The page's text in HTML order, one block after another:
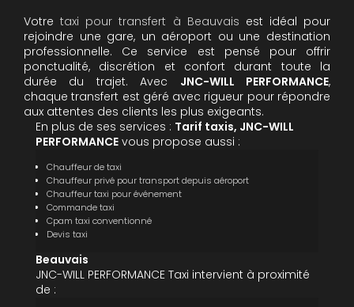
Votretaxi pour transfert à Beauvais est idéal pour
rejoindre une gare, un aéroport ou une destination
professionnelle. Ce service est pensé pour offrir
ponctualité, discrétion et confort durant toute la
durée du trajet. Avec JNC-WILL PERFORMANCE,
chaque transfert est géré avec rigueur pour répondre
aux attentes des clients les plus exigeants.
En plus de ses services : Tarif taxis, JNC-WILL
PERFORMANCE vous propose aussi :
Chauffeur de taxi
Chauffeur privé pour transport depuis aéroport
Chauffeur taxi pour événement
Commande taxi
Cpam taxi conventionné
Devis taxi
Beauvais
JNC-WILL PERFORMANCE Taxi intervient à proximité
de :